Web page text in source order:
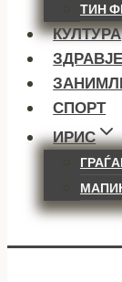
ТИН
КУЛТУРА
ЗДРАВЈЕ
СПОРТ
ИРИС